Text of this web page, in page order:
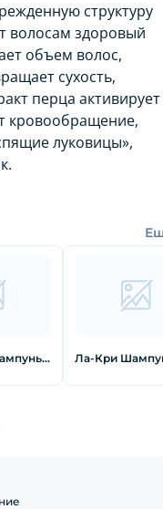
структуру
волосам здоровый
объем волос,
сухость,
перца активирует
кровообращение,
луковицы»,
Перхотал Шампунь 2 % 100 мл